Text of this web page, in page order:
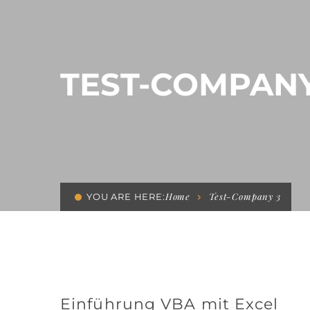
TEST-
YOU ARE HERE:Home Test-Company 3
Einführung VBA mit Excel